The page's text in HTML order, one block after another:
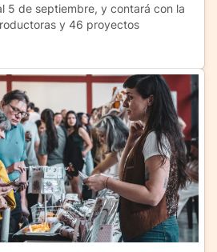
5 de septiembre, y contará con la
y 46 proyectos